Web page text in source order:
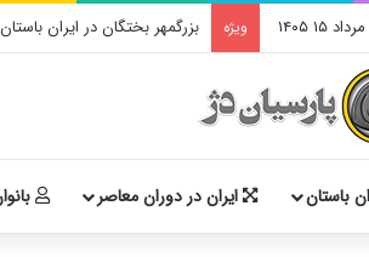
۱۵ ۱۴۰۵ ویژه بزرگمهر بختگان در ایران باستان
باستان ایران در دوران معاصر